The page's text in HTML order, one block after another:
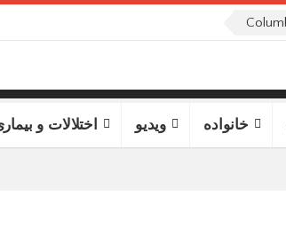
خانواده ویدیو اختلالات و